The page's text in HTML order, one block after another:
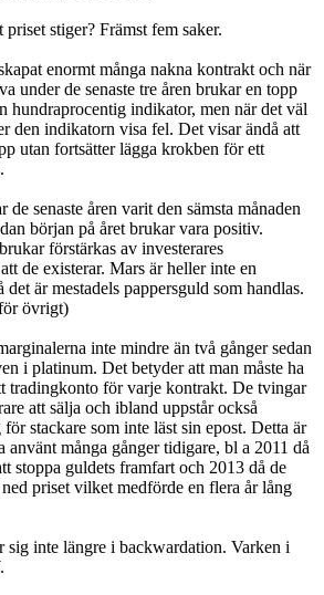
priset stiger? Främst fem saker.
enormt många nakna kontrakt och när
under de senaste tre åren brukar en topp
hundraprocentig indikator, men när det väl
den indikatorn visa fel. Det visar ändå att
utan fortsätter lägga krokben för ett
de senaste åren varit den sämsta månaden
början på året brukar vara positiv.
förstärkas av investerares
de existerar. Mars är heller inte en
det är mestadels pappersguld som handlas.
övrigt)
inte mindre än två gånger sedan
i platinum. Det betyder att man måste ha
tradingkonto för varje kontrakt. De tvingar
att sälja och ibland uppstår också
stackare som inte läst sin epost. Detta är
använt många gånger tidigare, bl a 2011 då
stoppa guldets framfart och 2013 då de
priset vilket medförde en flera år lång
sig inte längre i backwardation. Varken i